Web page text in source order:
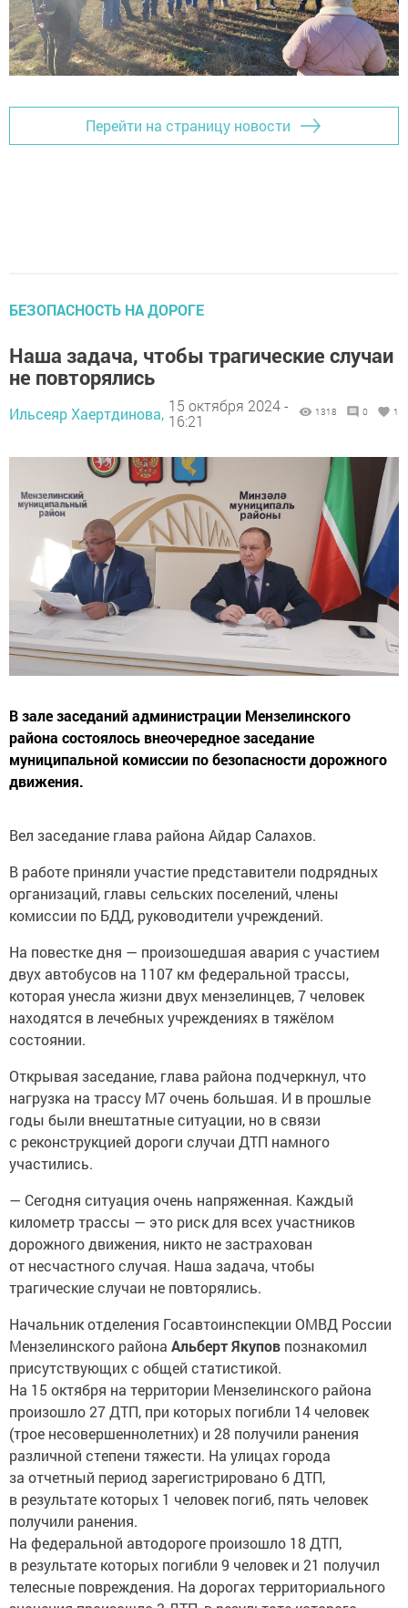
Перейти на страницу новости
БЕЗОПАСНОСТЬ НА ДОРОГЕ
Наша задача, чтобы трагические случаи
не повторялись
Ильсеяр Хаертдинова, 15 октября 2024 -
16:21
1318 0 1
В зале заседаний администрации Мензелинского
района состоялось внеочередное заседание
муниципальной комиссии по безопасности дорожного
движения.
Вел заседание глава района Айдар Салахов.
В работе приняли участие представители подрядных
организаций, главы сельских поселений, члены
комиссии по БДД, руководители учреждений.
На повестке дня — произошедшая авария с участием
двух автобусов на 1107 км федеральной трассы,
которая унесла жизни двух мензелинцев, 7 человек
находятся в лечебных учреждениях в тяжёлом
состоянии.
Открывая заседание, глава района подчеркнул, что
нагрузка на трассу М7 очень большая. И в прошлые
годы были внештатные ситуации, но в связи
с реконструкцией дороги случаи ДТП намного
участились.
— Сегодня ситуация очень напряженная. Каждый
километр трассы — это риск для всех участников
дорожного движения, никто не застрахован
от несчастного случая. Наша задача, чтобы
трагические случаи не повторялись.
Начальник отделения Госавтоинспекции ОМВД России
Мензелинского района Альберт Якупов познакомил
присутствующих с общей статистикой.
На 15 октября на территории Мензелинского района
произошло 27 ДТП, при которых погибли 14 человек
(трое несовершеннолетних) и 28 получили ранения
различной степени тяжести. На улицах города
за отчетный период зарегистрировано 6 ДТП,
в результате которых 1 человек погиб, пять человек
получили ранения.
На федеральной автодороге произошло 18 ДТП,
в результате которых погибли 9 человек и 21 получил
телесные повреждения. На дорогах территориального